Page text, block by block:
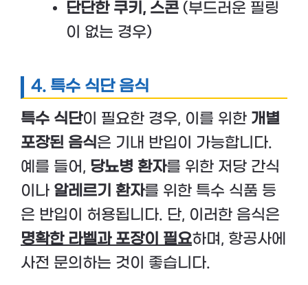
단단한 쿠키, 스콘 (부드러운 필링
이 없는 경우)
4. 특수 식단 음식
특수 식단이 필요한 경우, 이를 위한 개별
포장된 음식은 기내 반입이 가능합니다.
예를 들어, 당뇨병 환자를 위한 저당 간식
이나 알레르기 환자를 위한 특수 식품 등
은 반입이 허용됩니다. 단, 이러한 음식은
명확한 라벨과 포장이 필요하며, 항공사에
사전 문의하는 것이 좋습니다.